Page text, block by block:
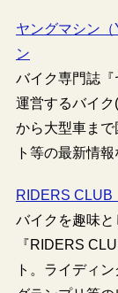
ヤングマシン
ン
バイク専門誌
運営するバイ
から大型車ま
ト等の最新情報
RIDERS CLUB
バイクを趣味
『RIDERS
ト。ライディ